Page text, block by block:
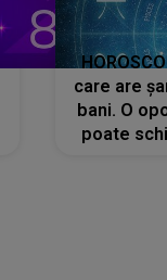
care are
bani. O
poate